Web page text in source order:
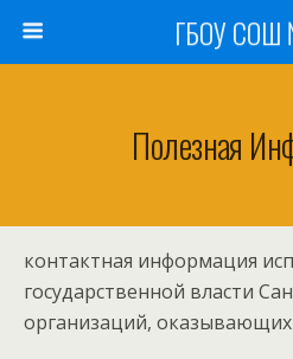
ГБОУ
Полезная
контактная информация
государственной власти
организаций,